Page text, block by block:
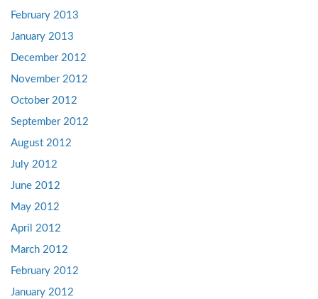
February 2013
January 2013
December 2012
November 2012
October 2012
September 2012
August 2012
July 2012
June 2012
May 2012
April 2012
March 2012
February 2012
January 2012